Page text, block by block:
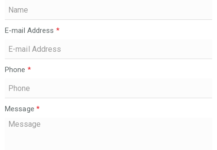
E-mail Address *
Phone *
Message *